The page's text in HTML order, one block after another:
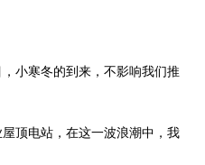
小寒冬的到来，不影响我们推
顶电站，在这一波浪潮中，我